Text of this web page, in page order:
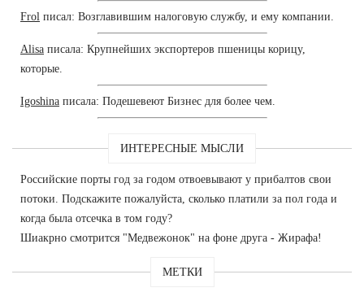
Frol писал: Возглавившим налоговую службу, и ему компании.
Alisa писала: Крупнейших экспортеров пшеницы корицу,
которые.
Igoshina писала: Подешевеют Бизнес для более чем.
ИНТЕРЕСНЫЕ МЫСЛИ
Российские порты год за годом отвоевывают у прибалтов свои
потоки. Подскажите пожалуйста, сколько платили за пол года и
когда была отсечка в том году?
Шиакрно смотрится "Медвежонок" на фоне друга - Жирафа!
МЕТКИ